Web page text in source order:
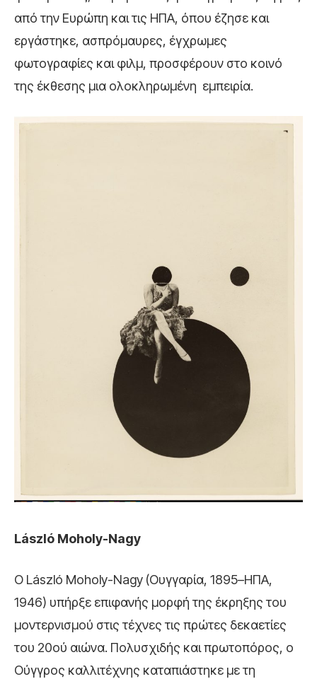
από την Ευρώπη και τις ΗΠΑ, όπου έζησε και
εργάστηκε, ασπρόμαυρες, έγχρωμες
φωτογραφίες και φιλμ, προσφέρουν στο κοινό
της έκθεσης μια ολοκληρωμένη εμπειρία.
László Moholy-Nagy
Ο László Moholy-Nagy (Ουγγαρία, 1895–ΗΠΑ,
1946) υπήρξε επιφανής μορφή της έκρηξης του
μοντερνισμού στις τέχνες τις πρώτες δεκαετίες
του 20ού αιώνα. Πολυσχιδής και πρωτοπόρος, ο
Ούγγρος καλλιτέχνης καταπιάστηκε με τη